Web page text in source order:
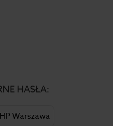
HASŁA:
Warszawa